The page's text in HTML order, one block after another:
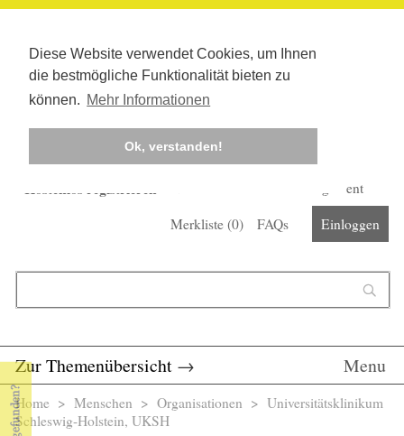
Diese Website verwendet Cookies, um Ihnen
die bestmögliche Funktionalität bieten zu
können. Mehr Informationen
Ok, verstanden!
Kostenlos registrieren
Corona-Management
Merkliste (0) FAQs Einloggen
Zur Themenübersicht → Menu
Sie sind hier
Home > Menschen > Organisationen > Universitätsklinikum
Schleswig-Holstein, UKSH